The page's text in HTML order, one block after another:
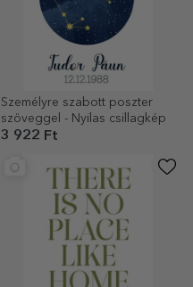
Személyre szabott poszter
szöveggel - Nyilas csillagkép
3 922 Ft